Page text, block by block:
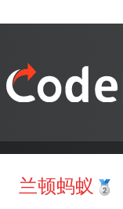
兰顿蚂蚁